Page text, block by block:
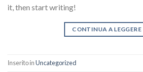
it, then start writing!
CONTINUA A LEGGERE
Inserito inUncategorized